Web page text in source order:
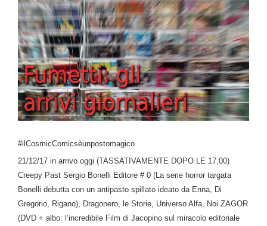
#ilCosmicComicsèunpostomagico
21/12/17 in arrivo oggi (TASSATIVAMENTE DOPO LE 17,00)
Creepy Past Sergio Bonelli Editore # 0 (La serie horror targata
Bonelli debutta con un antipasto spillato ideato da Enna, Di
Gregorio, Rigano), Dragonero, le Storie, Universo Alfa, Noi ZAGOR
(DVD + albo: l’incredibile Film di Jacopino sul miracolo editoriale